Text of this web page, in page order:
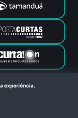
Feito com
experiência.